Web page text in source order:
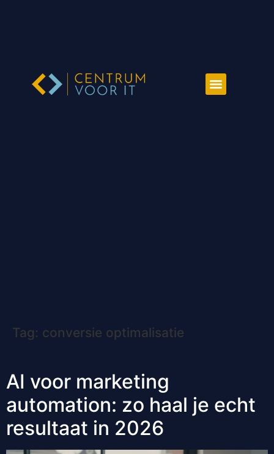
Tag: conversie optimalisatie
AI voor marketing
automation: zo haal je echt
resultaat in 2026